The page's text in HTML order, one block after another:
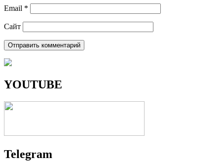
Email *
Сайт
YOUTUBE
Telegram